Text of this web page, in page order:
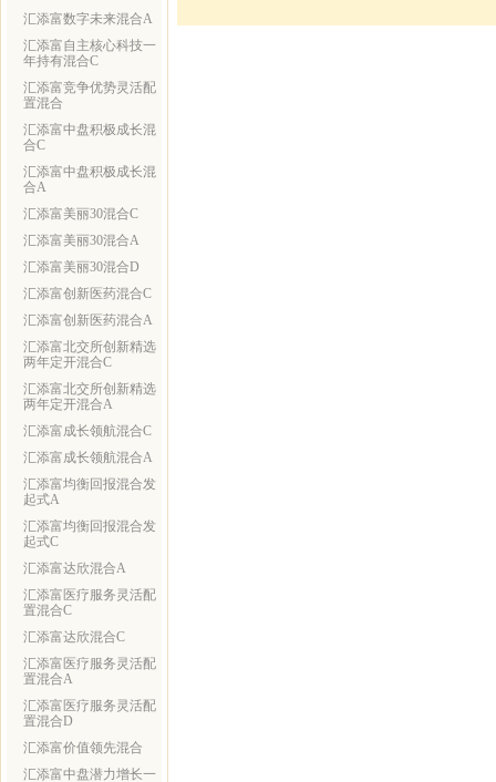
汇添富数字未来混合A
汇添富自主核心科技一
年持有混合C
汇添富竞争优势灵活配
置混合
汇添富中盘积极成长混
合C
汇添富中盘积极成长混
合A
汇添富美丽30混合C
汇添富美丽30混合A
汇添富美丽30混合D
汇添富创新医药混合C
汇添富创新医药混合A
汇添富北交所创新精选
两年定开混合C
汇添富北交所创新精选
两年定开混合A
汇添富成长领航混合C
汇添富成长领航混合A
汇添富均衡回报混合发
起式A
汇添富均衡回报混合发
起式C
汇添富达欣混合A
汇添富医疗服务灵活配
置混合C
汇添富达欣混合C
汇添富医疗服务灵活配
置混合A
汇添富医疗服务灵活配
置混合D
汇添富价值领先混合
汇添富中盘潜力增长一